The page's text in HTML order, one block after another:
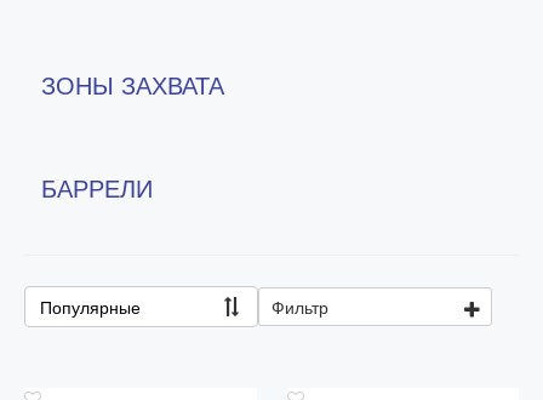
ЗОНЫ ЗАХВАТА
БАРРЕЛИ
Популярные Фильтр
Зоны захвата
Подарочные сертификаты